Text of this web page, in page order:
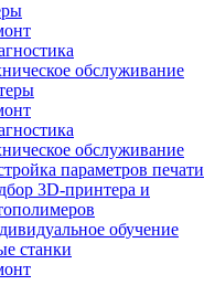
обслуживание
обслуживание
параметров печати
3D-принтера и
обучение
станки